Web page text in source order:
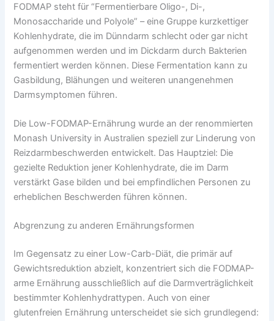
FODMAP steht für “Fermentierbare Oligo-, Di-,
Monosaccharide und Polyole” – eine Gruppe kurzkettiger
Kohlenhydrate, die im Dünndarm schlecht oder gar nicht
aufgenommen werden und im Dickdarm durch Bakterien
fermentiert werden können. Diese Fermentation kann zu
Gasbildung, Blähungen und weiteren unangenehmen
Darmsymptomen führen.
Die Low-FODMAP-Ernährung wurde an der renommierten
Monash University in Australien speziell zur Linderung von
Reizdarmbeschwerden entwickelt. Das Hauptziel: Die
gezielte Reduktion jener Kohlenhydrate, die im Darm
verstärkt Gase bilden und bei empfindlichen Personen zu
erheblichen Beschwerden führen können.
Abgrenzung zu anderen Ernährungsformen
Im Gegensatz zu einer Low-Carb-Diät, die primär auf
Gewichtsreduktion abzielt, konzentriert sich die FODMAP-
arme Ernährung ausschließlich auf die Darmverträglichkeit
bestimmter Kohlenhydrattypen. Auch von einer
glutenfreien Ernährung unterscheidet sie sich grundlegend: